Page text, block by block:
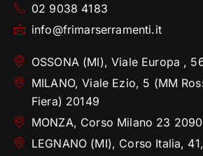
02 9038 4183
info@frimarserramenti.it
OSSONA (MI), Viale Europa ,
MILANO, Viale Ezio, 5 (MM
Fiera) 20149
MONZA, Corso Milano 23
LEGNANO (MI), Corso Italia,